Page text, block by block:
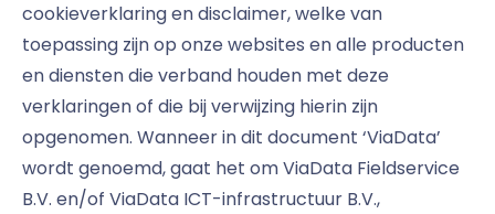
cookieverklaring en disclaimer, welke van
toepassing zijn op onze websites en alle producten
en diensten die verband houden met deze
verklaringen of die bij verwijzing hierin zijn
opgenomen. Wanneer in dit document ‘ViaData’
wordt genoemd, gaat het om ViaData Fieldservice
B.V. en/of ViaData ICT-infrastructuur B.V.,